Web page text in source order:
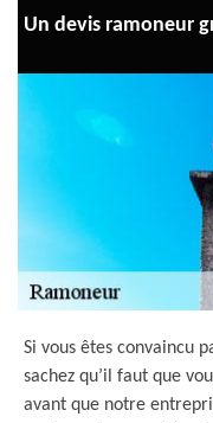
Un devis ramoneur
Si vous êtes convaincu
sachez qu’il faut que
avant que notre